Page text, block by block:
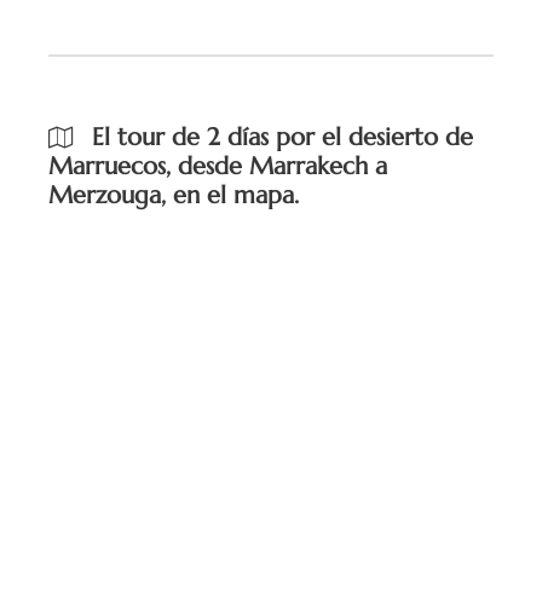
El tour de 2 días por el desierto de
Marruecos, desde Marrakech a
Merzouga, en el mapa.